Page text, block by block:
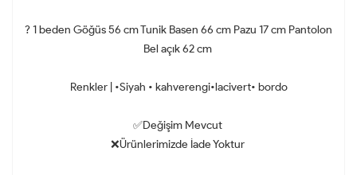
? 1 beden Göğüs 56 cm Tunik Basen 66 cm Pazu 17 cm Pantolon
Bel açık 62 cm
Renkler | •Siyah • kahverengi•lacivert• bordo
✅Değişim Mevcut
❌Ürünlerimizde İade Yoktur